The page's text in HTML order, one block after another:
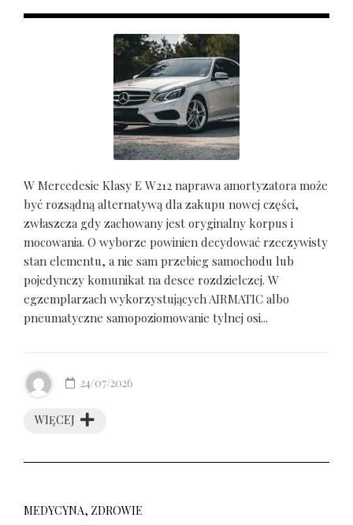
W Mercedesie Klasy E W212 naprawa amortyzatora może
być rozsądną alternatywą dla zakupu nowej części,
zwłaszcza gdy zachowany jest oryginalny korpus i
mocowania. O wyborze powinien decydować rzeczywisty
stan elementu, a nie sam przebieg samochodu lub
pojedynczy komunikat na desce rozdzielczej. W
egzemplarzach wykorzystujących AIRMATIC albo
pneumatyczne samopoziomowanie tylnej osi...
WIĘCEJ
24/07/2026
MEDYCYNA, ZDROWIE